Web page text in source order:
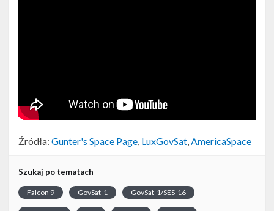
Źródła: Gunter's Space Page, LuxGovSat,AmericaSpace
Szukaj po tematach
Falcon 9 GovSat-1 GovSat-1/SES-16